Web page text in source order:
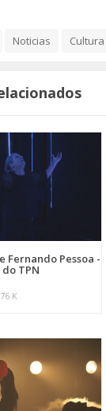
Noticias Cultura
Fernando Pessoa -
TPN
76 K